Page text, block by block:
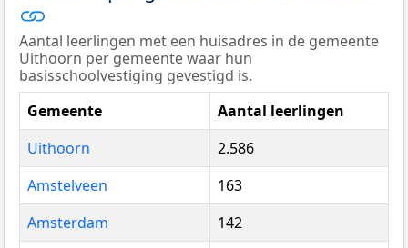
Aantal leerlingen met een huisadres in de gemeente
Uithoorn per gemeente waar hun
basisschoolvestiging gevestigd is.
Gemeente
Aantal leerlingen
Uithoorn
2.586
Amstelveen
163
Amsterdam
142